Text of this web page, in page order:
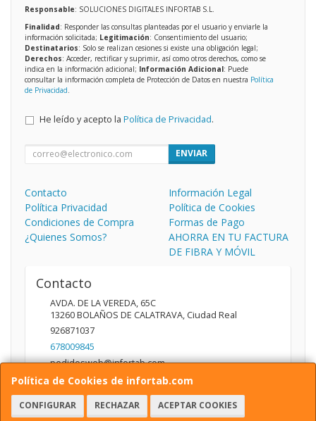
Política de Cookies de infortab.com
CONFIGURAR RECHAZAR ACEPTAR COOKIES
Responsable: SOLUCIONES DIGITALES INFORTAB S.L.
Finalidad: Responder las consultas planteadas por el usuario y enviarle la
información solicitada; Legitimación: Consentimiento del usuario;
Destinatarios: Solo se realizan cesiones si existe una obligación legal;
Derechos: Acceder, rectificar y suprimir, así como otros derechos, como se
indica en la información adicional; Información Adicional: Puede
consultar la información completa de Protección de Datos en nuestra Política
de Privacidad
He leído y acepto la Política de Privacidad.
ENVIAR
Contacto
Información Legal
Política Privacidad
Política de Cookies
Condiciones de Compra
Formas de Pago
¿Quienes Somos?
AHORRA EN TU FACTURA
DE FIBRA Y MÓVIL
Contacto
AVDA. DE LA VEREDA, 65C
13260BOLAÑOS DE CALATRAVA, Ciudad Real
926871037
678009845
pedidosweb@infortab.com
Horario